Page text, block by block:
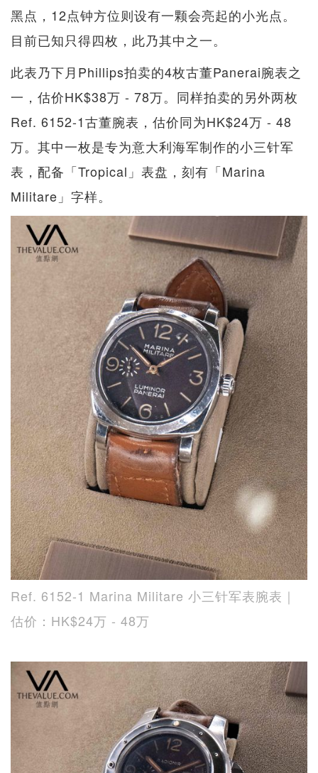
黑点，12点钟方位则设有一颗会亮起的小光点。
目前已知只得四枚，此乃其中之一。
此表乃下月Phillips拍卖的4枚古董Panerai腕表之
一，估价HK$38万 - 78万。同样拍卖的另外两枚
Ref. 6152-1古董腕表，估价同为HK$24万 - 48
万。其中一枚是专为意大利海军制作的小三针军
表，配备「Tropical」表盘，刻有「Marina
Militare」字样。
Ref. 6152-1 Marina Militare 小三针军表腕表｜
估价：HK$24万 - 48万